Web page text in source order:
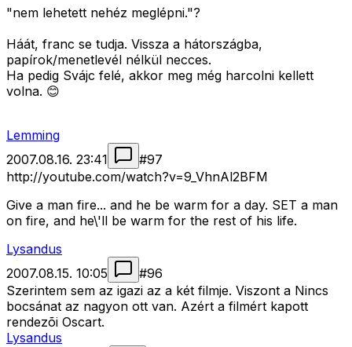
"nem lehetett nehéz meglépni."?
Háát, franc se tudja. Vissza a hátországba,
papírok/menetlevél nélkül necces.
Ha pedig Svájc felé, akkor meg még harcolni kellett
volna. 😊
Lemming
2007.08.16. 23:41
#97
http://youtube.com/watch?v=9_VhnAl2BFM
Give a man fire... and he be warm for a day. SET a man
on fire, and he\'ll be warm for the rest of his life.
Lysandus
2007.08.15. 10:05
#96
Szerintem sem az igazi az a két filmje. Viszont a Nincs
bocsánat az nagyon ott van. Azért a filmért kapott
rendezõi Oscart.
Lysandus